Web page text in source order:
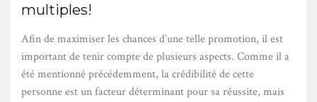
multiples!
Afin de maximiser les chances d’une telle promotion, il est
important de tenir compte de plusieurs aspects. Comme il a
été mentionné précédemment, la crédibilité de cette
personne est un facteur déterminant pour sa réussite, mais